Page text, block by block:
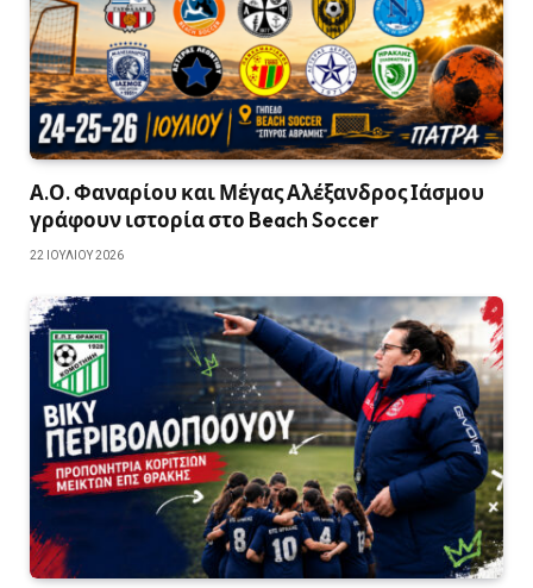
Α.Ο. Φαναρίου και Μέγας Αλέξανδρος Ιάσμου
γράφουν ιστορία στο Beach Soccer
22 ΙΟΥΛΊΟΥ 2026